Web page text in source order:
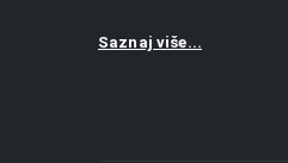
Saznaj više...